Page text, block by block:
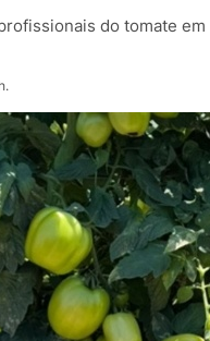
do tomate